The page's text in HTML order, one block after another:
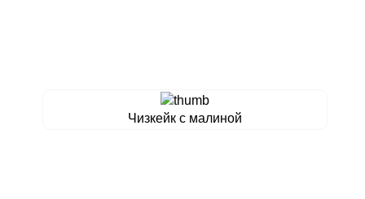
Чизкейк с малиной